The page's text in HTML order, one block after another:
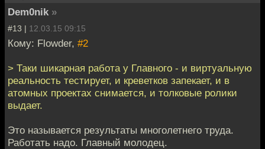
Dem0nik »
#13 | 12.03.15 09:15
Кому: Flowder, #2
> Таки шикарная работа у Главного - и виртуальную
реальность тестирует, и креветков запекает, и в
атомных проектах снимается, и толковые ролики
выдает.
Это называется результаты многолетнего труда.
Работать надо. Главный молодец.